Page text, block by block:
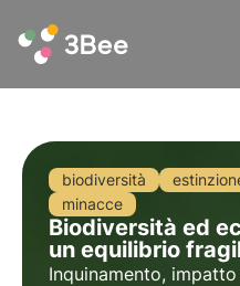
biodiversità
minacce
Biodiversità ed
un equilibrio
Inquinamento,